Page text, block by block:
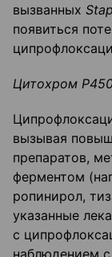
вызванных
появиться
Цитохром
вызывая
препаратов,
ферментом
ропинирол,
указанные
с